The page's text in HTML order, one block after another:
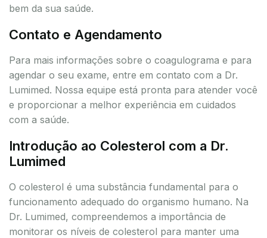
bem da sua saúde.
Contato e Agendamento
Para mais informações sobre o coagulograma e para
agendar o seu exame, entre em contato com a Dr.
Lumimed. Nossa equipe está pronta para atender você
e proporcionar a melhor experiência em cuidados
com a saúde.
Introdução ao Colesterol com a Dr.
Lumimed
O colesterol é uma substância fundamental para o
funcionamento adequado do organismo humano. Na
Dr. Lumimed, compreendemos a importância de
monitorar os níveis de colesterol para manter uma